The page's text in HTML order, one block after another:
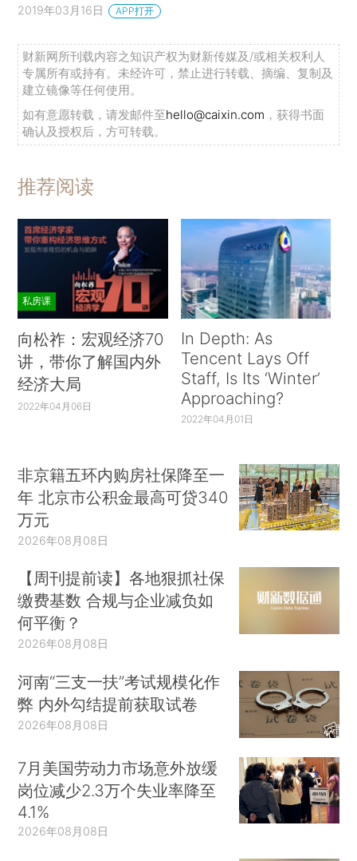
2019年03月16日 APP打开
财新网所刊载内容之知识产权为财新传媒及/或相关权利人
专属所有或持有。未经许可，禁止进行转载、摘编、复制及
建立镜像等任何使用。
如有意愿转载，请发邮件至hello@caixin.com ，获得书面
确认及授权后，方可转载。
推荐阅读
私房课
向松祚：宏观经济70
讲，带你了解国内外
经济大局
2022年04月06日
In Depth: As
Tencent Lays Off
Staff, Is Its ‘Winter’
Approaching?
2022年04月01日
非京籍五环内购房社保降至一
年 北京市公积金最高可贷340
万元
2026年08月08日
【周刊提前读】各地狠抓社保
缴费基数 合规与企业减负如
何平衡？
2026年08月08日
河南“三支一扶”考试规模化作
弊 内外勾结提前获取试卷
2026年08月08日
7月美国劳动力市场意外放缓
岗位减少2.3万个失业率降至
4.1%
2026年08月08日